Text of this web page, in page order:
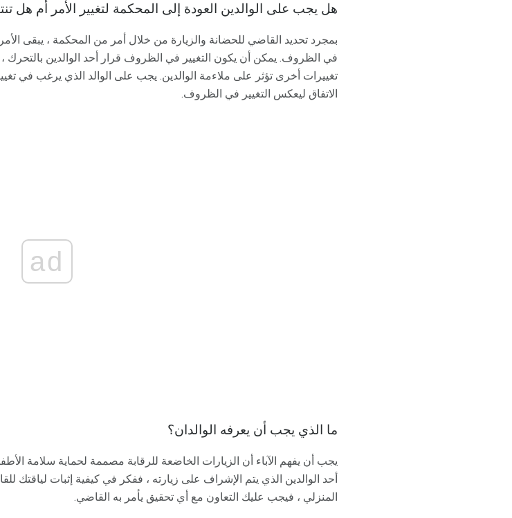
هل يجب على الوالدين العودة إلى المحكمة لتغيير الأمر أم هل
بمجرد تحديد القاضي للحضانة والزيارة من خلال أمر من المحكمة ، يبقى
في الظروف. يمكن أن يكون التغيير في الظروف قرار أحد الوالدين بالتحرك ، أو
تغييرات أخرى تؤثر على ملاءمة الوالدين. يجب على الوالد الذي يرغب في
الاتفاق ليعكس التغيير في الظروف.
ad
ما الذي يجب أن يعرفه الوالدان؟
يجب أن يفهم الآباء أن الزيارات الخاضعة للرقابة مصممة لحماية سلامة
أحد الوالدين الذي يتم الإشراف على زيارته ، ففكر في كيفية إثبات لياقتك
المنزلي ، فيجب عليك التعاون مع أي تحقيق يأمر به القاضي.